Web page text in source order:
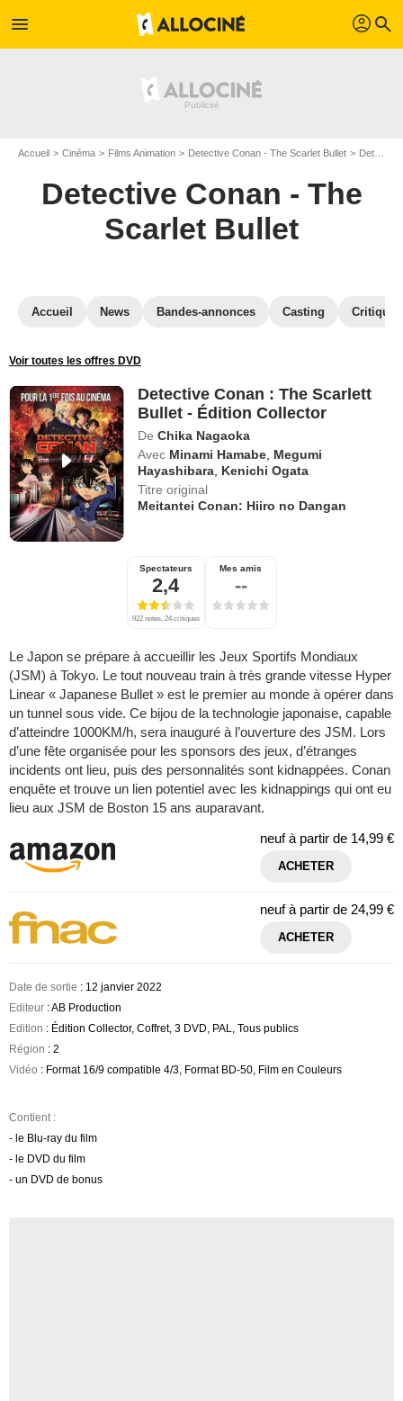
menu profil search
Accueil Cinéma Films Animation Detective Conan - The Scarlet Bullet Detective Conan - The Scarlet Bullet en Blu Ray
Detective Conan - The
Scarlet Bullet
Accueil News Bandes-annonces Casting
Voir toutes les offres DVD
Detective Conan : The Scarlett
Bullet - Édition Collector
De Chika Nagaoka
Avec Minami Hamabe Megumi
Hayashibara Kenichi Ogata
Titre original
Meitantei Conan: Hiiro no Dangan
Spectateurs
2,4
922 notes, 24 critiques
Mes amis
--
Le Japon se prépare à accueillir les Jeux Sportifs Mondiaux
(JSM) à Tokyo. Le tout nouveau train à très grande vitesse Hyper
Linear « Japanese Bullet » est le premier au monde à opérer dans
un tunnel sous vide. Ce bijou de la technologie japonaise, capable
d’atteindre 1000KM/h, sera inauguré à l’ouverture des JSM. Lors
d’une fête organisée pour les sponsors des jeux, d’étranges
incidents ont lieu, puis des personnalités sont kidnappées. Conan
enquête et trouve un lien potentiel avec les kidnappings qui ont eu
lieu aux JSM de Boston 15 ans auparavant.
neuf à partir de 14,99 €
ACHETER
neuf à partir de 24,99 €
ACHETER
Date de sortie : 12 janvier 2022
Editeur : AB Production
Edition : Édition Collector, Coffret, 3 DVD, PAL, Tous publics
Région : 2
Vidéo : Format 16/9 compatible 4/3, Format BD-50, Film en Couleurs
Contient :
- le Blu-ray du film
- le DVD du film
- un DVD de bonus